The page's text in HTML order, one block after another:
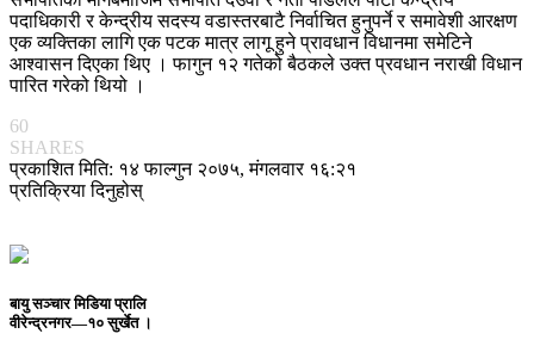
पदाधिकारी र केन्द्रीय सदस्य वडास्तरबाटै निर्वाचित हुनुपर्ने र समावेशी आरक्षण
एक व्यक्तिका लागि एक पटक मात्र लागू हुने प्रावधान विधानमा समेटिने
आश्वासन दिएका थिए । फागुन १२ गतेको बैठकले उक्त प्रवधान नराखी विधान
पारित गरेको थियो ।
60
SHARES
प्रकाशित मिति: १४ फाल्गुन २०७५, मंगलवार १६:२१
प्रतिक्रिया दिनुहोस्
बायु सञ्चार मिडिया प्रालि
वीरेन्द्रनगर—१० सुर्खेत ।